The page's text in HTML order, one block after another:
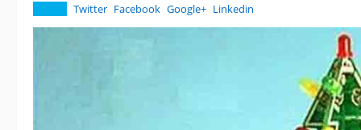
Twitter Facebook Google+ Linkedin